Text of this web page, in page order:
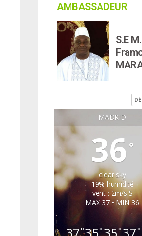
AMBASSADEUR
S.E M.
MADRID
36 °
clear sky
19% humidité
vent : 2m/s S
MAX 37 • MIN 36
° ° ° °